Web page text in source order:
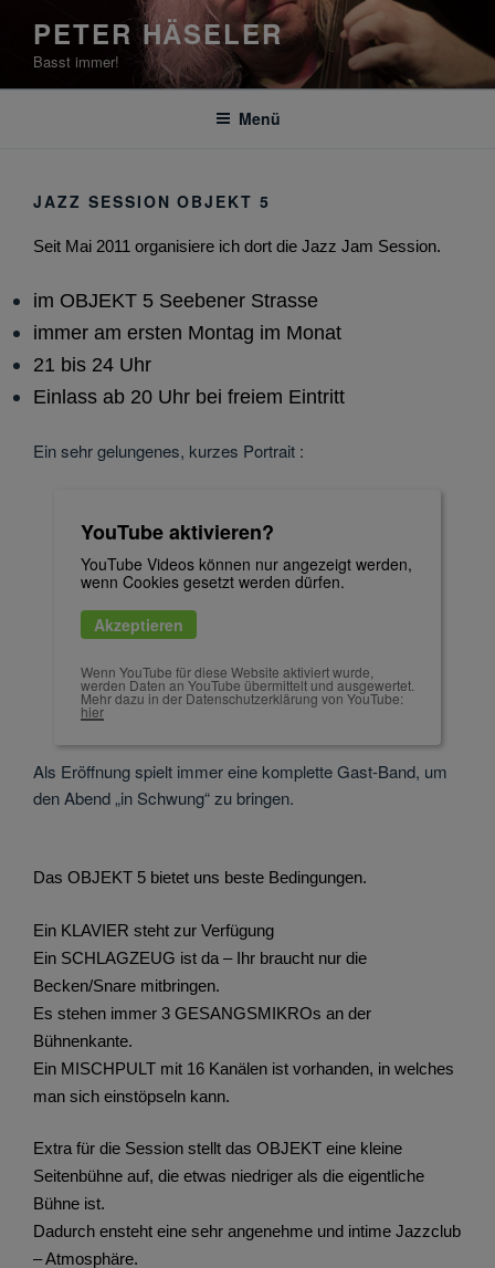
springen
PETER HÄSELER
Basst immer!
Menü
JAZZ SESSION OBJEKT 5
Seit Mai 2011 organisiere ich dort die Jazz Jam Session.
im OBJEKT 5 Seebener Strasse
immer am ersten Montag im Monat
21 bis 24 Uhr
Einlass ab 20 Uhr bei freiem Eintritt
Ein sehr gelungenes, kurzes Portrait :
YouTube aktivieren?
YouTube Videos können nur angezeigt werden,
wenn Cookies gesetzt werden dürfen.
Akzeptieren
Wenn YouTube für diese Website aktiviert wurde,
werden Daten an YouTube übermittelt und ausgewertet.
Mehr dazu in der Datenschutzerklärung von YouTube:
hier
Als Eröffnung spielt immer eine komplette Gast-Band, um
den Abend „in Schwung“ zu bringen.
Das OBJEKT 5 bietet uns beste Bedingungen.
Ein KLAVIER steht zur Verfügung
Ein SCHLAGZEUG ist da – Ihr braucht nur die
Becken/Snare mitbringen.
Es stehen immer 3 GESANGSMIKROs an der
Bühnenkante.
Ein MISCHPULT mit 16 Kanälen ist vorhanden, in welches
man sich einstöpseln kann.
Extra für die Session stellt das OBJEKT eine kleine
Seitenbühne auf, die etwas niedriger als die eigentliche
Bühne ist.
Dadurch ensteht eine sehr angenehme und intime Jazzclub
– Atmosphäre.